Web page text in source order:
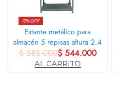
-7% OFF
Estante metálico para
almacén 5 repisas altura 2.4
mt
$585.000$544.000
AL CARRITO